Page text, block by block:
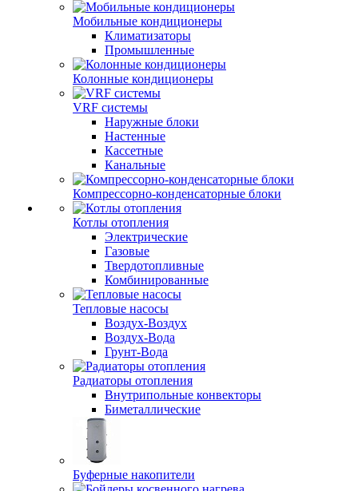
Мобильные кондиционеры
Климатизаторы
Промышленные
Колонные кондиционеры
VRF системы
Наружные блоки
Настенные
Кассетные
Канальные
Компрессорно-конденсаторные блоки
Котлы отопления
Электрические
Газовые
Твердотопливные
Комбинированные
Тепловые насосы
Воздух-Воздух
Воздух-Вода
Грунт-Вода
Радиаторы отопления
Внутрипольные конвекторы
Биметаллические
Буферные накопители